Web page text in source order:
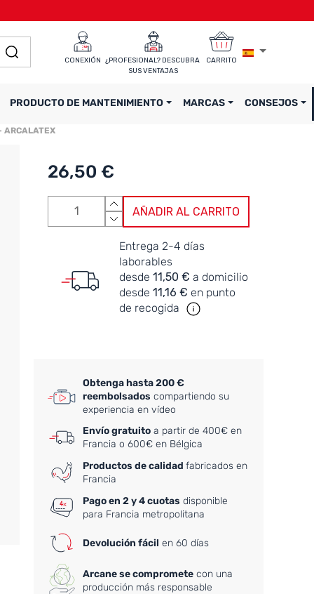
CONEXIÓN
¿PROFESIONAL? DESCUBRA
SUS VENTAJAS
CARRITO
PRODUCTO DE MANTENIMIENTO MARCAS CONSEJOS
26,50 €
AÑADIR AL CARRITO
Entrega 2-4 días
laborables
desde11,50 € a domicilio
desde11,16 € en punto
de recogida
Obtenga hasta 200 €
reembolsados compartiendo su
experiencia en vídeo
Envío gratuito a partir de 400€ en
Francia o 600€ en Bélgica
Productos de calidadfabricados en
Francia
Pago en 2 y 4 cuotas disponible
para Francia metropolitana
Devolución fácil en 60 días
Arcane se compromete con una
producción más responsable